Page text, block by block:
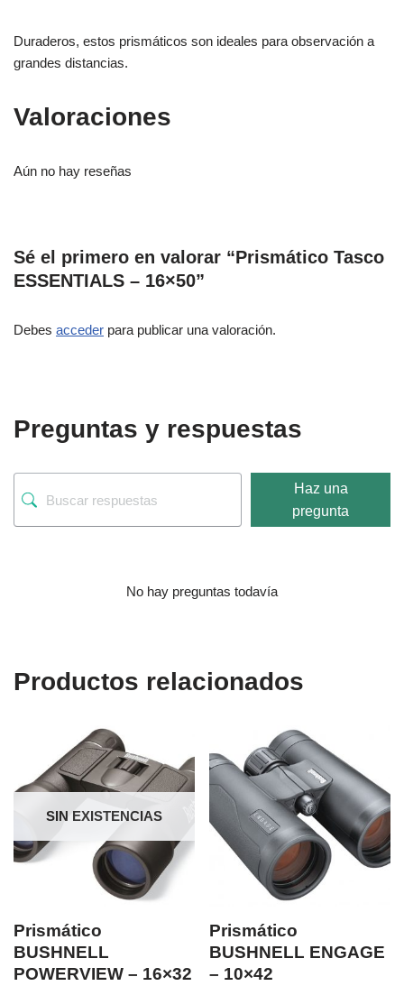
Duraderos, estos prismáticos son ideales para observación a
grandes distancias.
Valoraciones
Aún no hay reseñas
Sé el primero en valorar “Prismático Tasco
ESSENTIALS – 16×50”
Debes acceder para publicar una valoración.
Preguntas y respuestas
Haz una
pregunta
No hay preguntas todavía
Productos relacionados
SIN EXISTENCIAS
Prismático
BUSHNELL
POWERVIEW – 16×32
Prismático
BUSHNELL ENGAGE
– 10×42